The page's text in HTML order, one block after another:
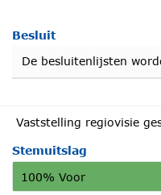
Besluit
De besluitenlijsten
Vaststelling regiovisie
Stemuitslag
100% Voor